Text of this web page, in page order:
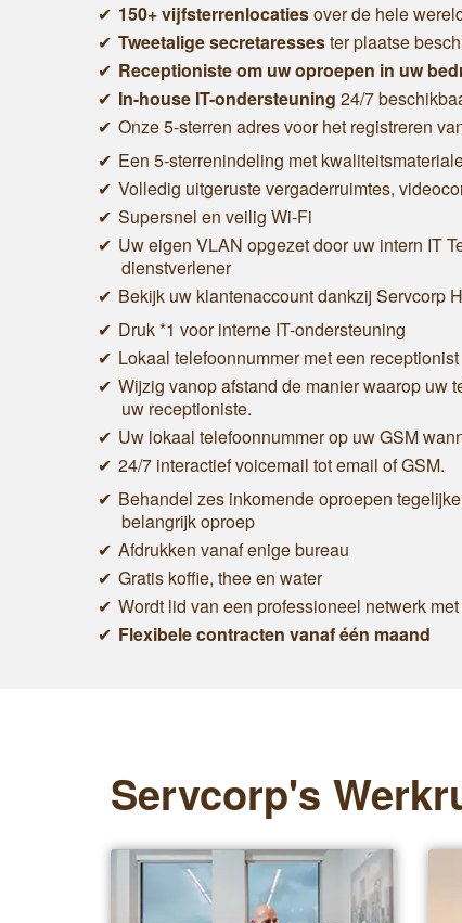
150+ vijfsterrenlocatiesover de hele
Tweetalige secretaressester plaatse
Receptioniste om uw oproepen in uw
In-house IT-ondersteuning 24/7
Onze 5-sterren adres voor het registreren
Een 5-sterrenindeling met
Volledig uitgeruste vergaderruimtes,
Supersnel en veilig Wi-Fi
Uw eigen VLAN opgezet door uw intern IT
dienstverlener
Bekijk uw klantenaccount dankzij Servcorp
Druk *1 voor interne IT-ondersteuning
Lokaal telefoonnummer met een receptionist
Wijzig vanop afstand de manier waarop uw
uw receptioniste.
Uw lokaal telefoonnummer op uw GSM
24/7 interactief voicemail tot email of GSM.
Behandel zes inkomende oproepen
belangrijk oproep
Afdrukken vanaf enige bureau
Gratis koffie, thee en water
Wordt lid van een professioneel netwerk
Flexibele contracten vanaf één maand
Servcorp's